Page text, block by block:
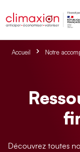
Accueil Notre
Découvrez toutes